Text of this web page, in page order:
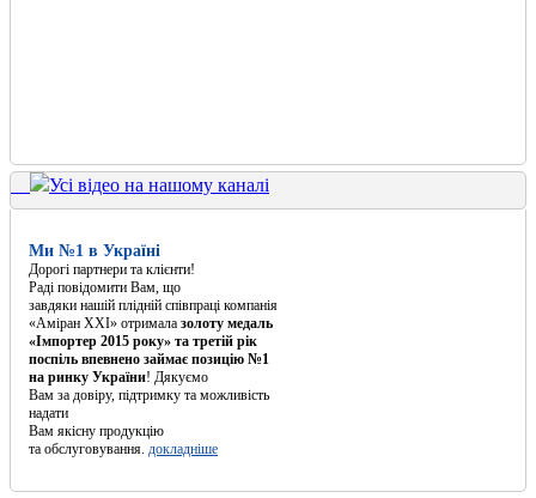
Усі відео на нашому каналі
Ми №1 в Україні
Дорогі партнери та клієнти!
Раді повідомити Вам, що
завдяки нашій плідній співпраці компанія
«Аміран XXI» отримала золоту медаль
«Імпортер 2015 року» та третій рік
поспіль впевнено займає позицію №1
на ринку України! Дякуємо
Вам за довіру, підтримку та можливість
надати
Вам якісну продукцію
та обслуговування. докладніше